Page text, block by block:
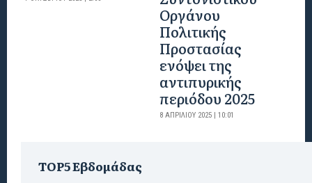
Οργάνου
Πολιτικής
Προστασίας
ενόψει της
αντιπυρικής
περιόδου 2025
8 ΑΠΡΙΛΊΟΥ 2025 | 10:01
TOP5 Εβδομάδας